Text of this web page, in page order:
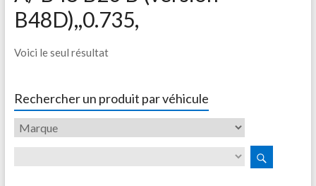
B48D),,0.735,
Voici le seul résultat
Rechercher un produit par véhicule